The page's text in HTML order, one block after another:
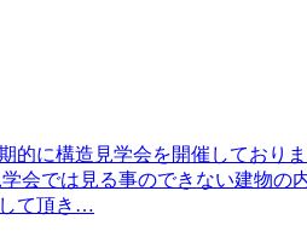
的に構造見学会を開催しておりま
会では見る事のできない建物の
て頂き…